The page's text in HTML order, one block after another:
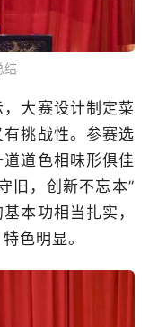
结
大赛设计制定菜
挑战性。参赛选
道色相味形俱佳
旧，创新不忘本”
本功相当扎实，
色明显。